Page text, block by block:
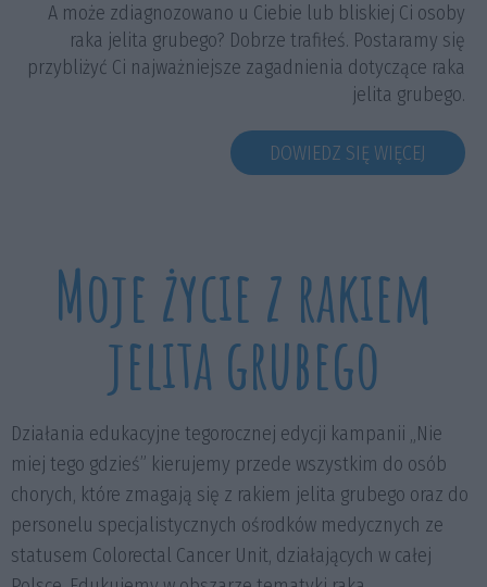
A może zdiagnozowano u Ciebie lub bliskiej Ci osoby
raka jelita grubego? Dobrze trafiłeś. Postaramy się
przybliżyć Ci najważniejsze zagadnienia dotyczące raka
jelita grubego.
DOWIEDZ SIĘ WIĘCEJ
Moje życie z rakiem
jelita grubego
Działania edukacyjne tegorocznej edycji kampanii „Nie
miej tego gdzieś” kierujemy przede wszystkim do osób
chorych, które zmagają się z rakiem jelita grubego oraz do
personelu specjalistycznych ośrodków medycznych ze
statusem Colorectal Cancer Unit, działających w całej